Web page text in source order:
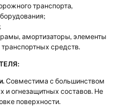
транспорта,
амортизаторы, элементы
средств.
Совместима с большинством
огнезащитных составов. Не
поверхности.